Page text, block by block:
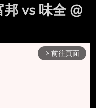
vs 味全 @
arrow_forward_ios 前往頁面